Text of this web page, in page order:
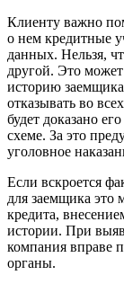
Клиенту важно
о нем кредитные
данных. Нельзя,
другой. Это
историю
отказывать во
будет доказано
схеме. За это
уголовное
Если вскроется
для заемщика это
кредита,
истории. При
компания вправе
органы.